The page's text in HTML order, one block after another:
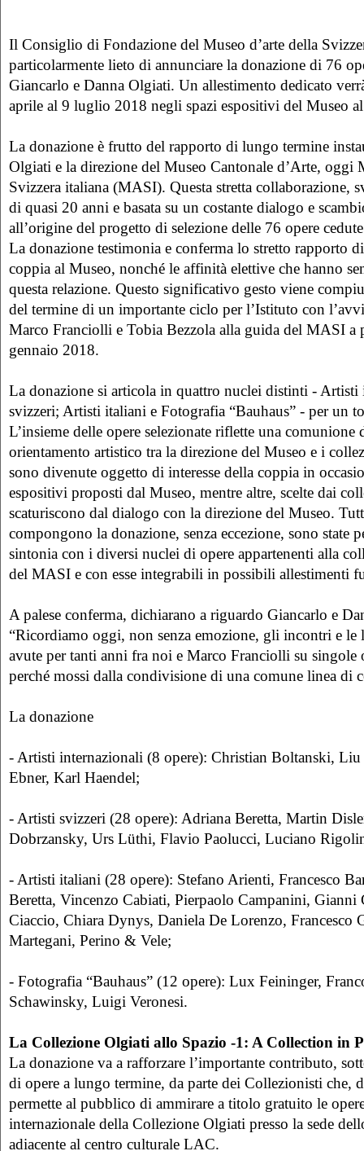
Il Consiglio di Fondazione del Museo d’arte della
particolarmente lieto di annunciare la donazione di 76
Giancarlo e Danna Olgiati. Un allestimento dedicato
aprile al 9 luglio 2018 negli spazi espositivi del Museo
La donazione è frutto del rapporto di lungo termine
Olgiati e la direzione del Museo Cantonale d’Arte, oggi
Svizzera italiana (MASI). Questa stretta collaborazione,
di quasi 20 anni e basata su un costante dialogo e
all’origine del progetto di selezione delle 76 opere
La donazione testimonia e conferma lo stretto rapporto
coppia al Museo, nonché le affinità elettive che hanno
questa relazione. Questo significativo gesto viene
del termine di un importante ciclo per l’Istituto con
Marco Franciolli e Tobia Bezzola alla guida del MASI a
gennaio 2018.
La donazione si articola in quattro nuclei distinti -
svizzeri; Artisti italiani e Fotografia “Bauhaus” - per un
L’insieme delle opere selezionate riflette una comunione
orientamento artistico tra la direzione del Museo e i
sono divenute oggetto di interesse della coppia in
espositivi proposti dal Museo, mentre altre, scelte dai
scaturiscono dal dialogo con la direzione del Museo.
compongono la donazione, senza eccezione, sono state
sintonia con i diversi nuclei di opere appartenenti alla
del MASI e con esse integrabili in possibili allestimenti
A palese conferma, dichiarano a riguardo Giancarlo e
“Ricordiamo oggi, non senza emozione, gli incontri e le
avute per tanti anni fra noi e Marco Franciolli su singole
perché mossi dalla condivisione di una comune linea di
La donazione
- Artisti internazionali (8 opere): Christian Boltanski,
Ebner, Karl Haendel;
- Artisti svizzeri (28 opere): Adriana Beretta, Martin
Dobrzansky, Urs Lüthi, Flavio Paolucci, Luciano
- Artisti italiani (28 opere): Stefano Arienti, Francesco
Beretta, Vincenzo Cabiati, Pierpaolo Campanini, Gianni
Ciaccio, Chiara Dynys, Daniela De Lorenzo, Francesco
Martegani, Perino & Vele;
- Fotografia “Bauhaus” (12 opere): Lux Feininger,
Schawinsky, Luigi Veronesi.
La Collezione Olgiati allo Spazio -1: A Collection in
La donazione va a rafforzare l’importante contributo,
di opere a lungo termine, da parte dei Collezionisti che,
permette al pubblico di ammirare a titolo gratuito le
internazionale della Collezione Olgiati presso la sede
adiacente al centro culturale LAC.